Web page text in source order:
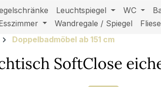
Leuchtspiegel WC
Wandregale / Spiegel
Doppelbadmöbel ab 151 cm
SoftClose